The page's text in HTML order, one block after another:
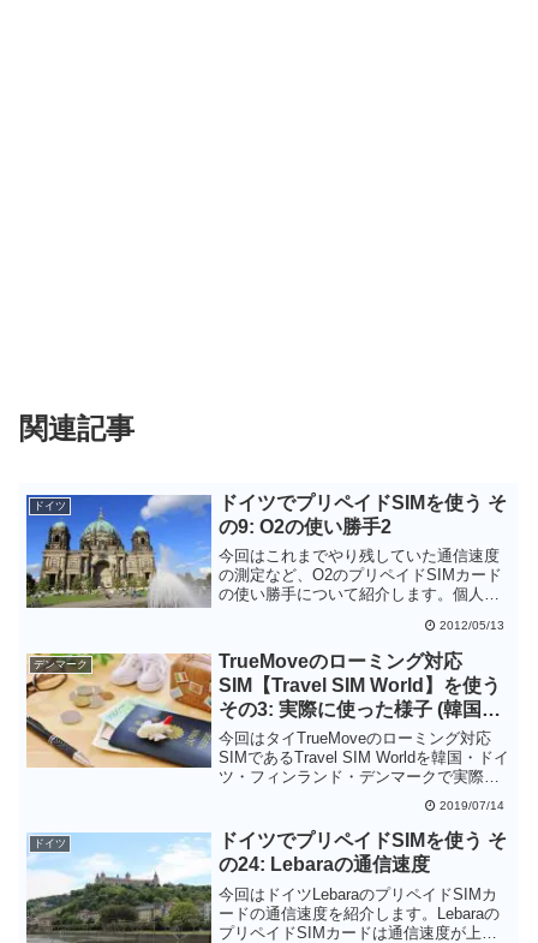
関連記事
ドイツ
ドイツでプリペイドSIMを使う そ
の9: O2の使い勝手2
今回はこれまでやり残していた通信速度
の測定など、O2のプリペイドSIMカード
の使い勝手について紹介します。個人的
2012/05/13
デンマーク
TrueMoveのローミング対応
SIM【Travel SIM World】を使う
その3: 実際に使った様子 (韓国・
ドイツ・フィンランド・デンマー
ク)
今回はタイTrueMoveのローミング対応
SIMであるTravel SIM Worldを韓国・ドイ
ツ・フィンランド・デンマークで実際に
使った様子を紹介します。対応国であれ
ば、到着してスマートフォンの電源を入
れればすぐにモバイルインターネットを
使うことができます。これはかなりお手
軽で便利です。特に今回の旅行では予定
外の国に滞在することになってしまい、
Travel SIM Worldが大活躍してくれまし
た。データ通信量も国ごとではなくトー
2019/07/14
ドイツ
ドイツでプリペイドSIMを使う そ
の24: Lebaraの通信速度
今回はドイツLebaraのプリペイドSIMカ
ードの通信速度を紹介します。Lebaraの
プリペイドSIMカードは通信速度が上限